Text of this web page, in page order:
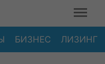
БИЗНЕС ЛИЗИНГ